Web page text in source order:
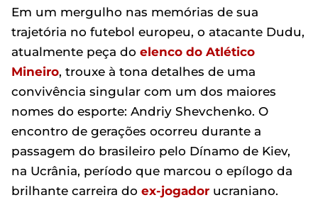
Em um mergulho nas memórias de sua
trajetória no futebol europeu, o atacante Dudu,
atualmente peça do elenco do Atlético
Mineiro, trouxe à tona detalhes de uma
convivência singular com um dos maiores
nomes do esporte: Andriy Shevchenko. O
encontro de gerações ocorreu durante a
passagem do brasileiro pelo Dínamo de Kiev,
na Ucrânia, período que marcou o epílogo da
brilhante carreira do ex-jogador ucraniano.